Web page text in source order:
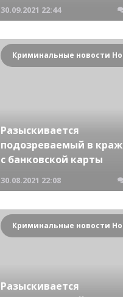
30.09.2021 22:44
Разыскивается
подозреваемый в
с банковской карты
30.08.2021 22:08
Разыскивается